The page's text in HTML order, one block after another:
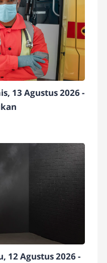
13 Agustus 2026 -
12 Agustus 2026 -